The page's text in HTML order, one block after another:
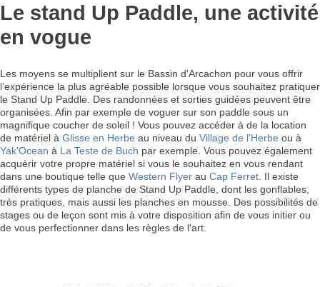
Le stand Up Paddle, une activité
en vogue
Les moyens se multiplient sur le Bassin d'Arcachon pour vous offrir
l’expérience la plus agréable possible lorsque vous souhaitez pratiquer
le Stand Up Paddle. Des randonnées et sorties guidées peuvent être
organisées. Afin par exemple de voguer sur son paddle sous un
magnifique coucher de soleil ! Vous pouvez accéder à de la location
de matériel à Glisse en Herbe au niveau du Village de l'Herbe ou à
Yak'Ocean à La Teste de Buch par exemple. Vous pouvez également
acquérir votre propre matériel si vous le souhaitez en vous rendant
dans une boutique telle que Western Flyer au Cap Ferret . Il existe
différents types de planche de Stand Up Paddle, dont les gonflables,
très pratiques, mais aussi les planches en mousse. Des possibilités de
stages ou de leçon sont mis à votre disposition afin de vous initier ou
de vous perfectionner dans les règles de l'art.